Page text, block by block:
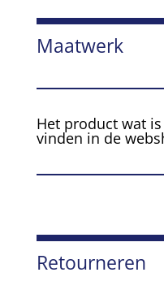
Maatwerk
Het product wat
vinden in de
Retourneren